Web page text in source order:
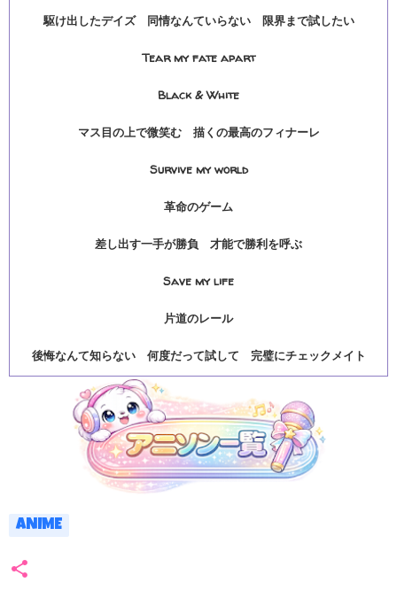
駆け出したデイズ 同情なんていらない 限界まで試したい
Tear my fate apart
Black & White
マス目の上で微笑む 描くの最高のフィナーレ
Survive my world
革命のゲーム
差し出す一手が勝負 才能で勝利を呼ぶ
Save my life
片道のレール
後悔なんて知らない 何度だって試して 完璧にチェックメイト
ANIME